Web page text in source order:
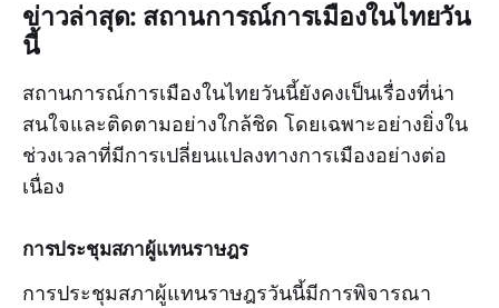
ข่าวล่าสุด: สถานการณ์การเมืองในไทยวัน
นี้
สถานการณ์การเมืองในไทยวันนี้ยังคงเป็นเรื่องที่น่า
สนใจและติดตามอย่างใกล้ชิด โดยเฉพาะอย่างยิ่งใน
ช่วงเวลาที่มีการเปลี่ยนแปลงทางการเมืองอย่างต่อ
เนื่อง
การประชุมสภาผู้แทนราษฎร
การประชุมสภาผู้แทนราษฎรวันนี้มีการพิจารณา